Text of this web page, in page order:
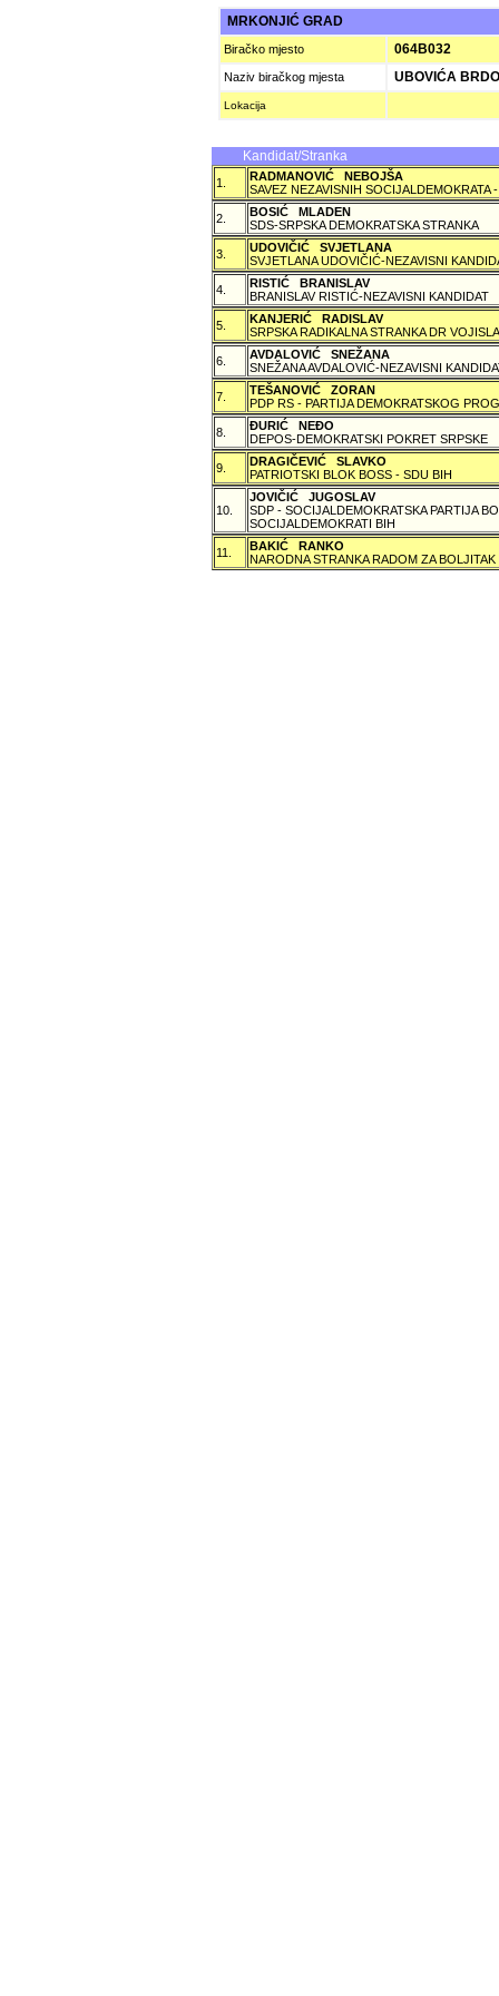
MRKONJIĆ GRAD
Biračko mjesto 064B032
Naziv biračkog mjesta UBOVIĆA BRDO
Lokacija
Kandidat/Stranka
1.
RADMANOVIĆ NEBOJŠA
SAVEZ NEZAVISNIH SOCIJALDEMOKRATA
2.
BOSIĆ MLADEN
SDS-SRPSKA DEMOKRATSKA STRANKA
3.
UDOVIČIĆ SVJETLANA
SVJETLANA UDOVIČIĆ-NEZAVISNI
4.
RISTIĆ BRANISLAV
BRANISLAV RISTIĆ-NEZAVISNI KANDIDAT
5.
KANJERIĆ RADISLAV
SRPSKA RADIKALNA STRANKA DR
6.
AVDALOVIĆ SNEŽANA
SNEŽANA AVDALOVIĆ-NEZAVISNI
7.
TEŠANOVIĆ ZORAN
PDP RS - PARTIJA DEMOKRATSKOG
8.
ÐURIĆ NEÐO
DEPOS-DEMOKRATSKI POKRET SRPSKE
9.
DRAGIČEVIĆ SLAVKO
PATRIOTSKI BLOK BOSS - SDU BIH
10.
JOVIČIĆ JUGOSLAV
SDP - SOCIJALDEMOKRATSKA PARTIJA
SOCIJALDEMOKRATI BIH
11.
BAKIĆ RANKO
NARODNA STRANKA RADOM ZA BOLJITAK